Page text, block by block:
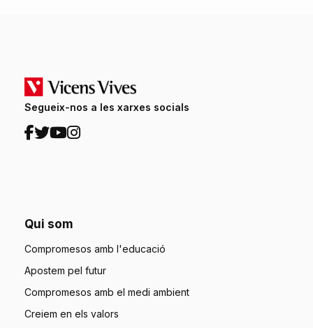
Segueix-nos a les xarxes socials
Qui som
Compromesos amb l'educació
Apostem pel futur
Compromesos amb el medi ambient
Creiem en els valors